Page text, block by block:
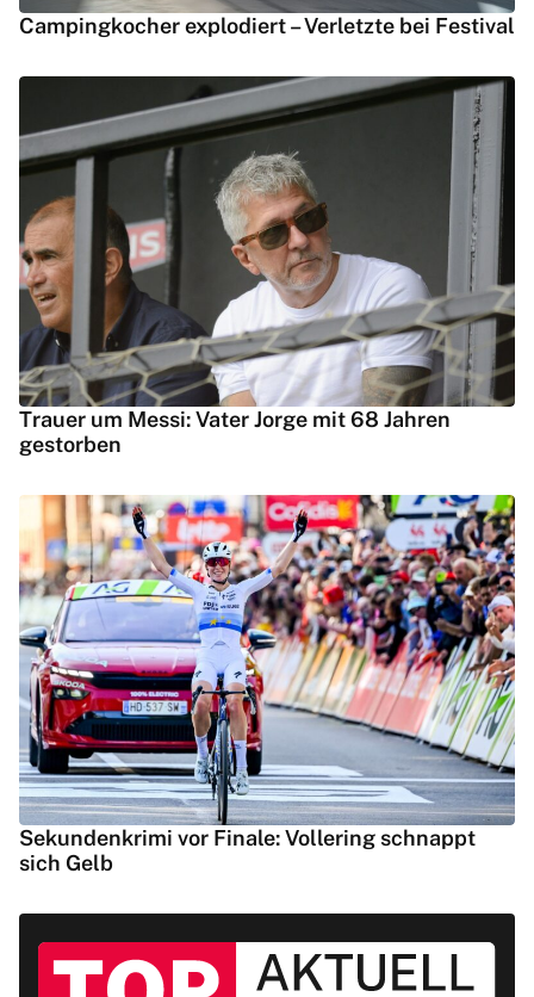
Campingkocher explodiert – Verletzte bei Festival
Trauer um Messi: Vater Jorge mit 68 Jahren
gestorben
Sekundenkrimi vor Finale: Vollering schnappt
sich Gelb